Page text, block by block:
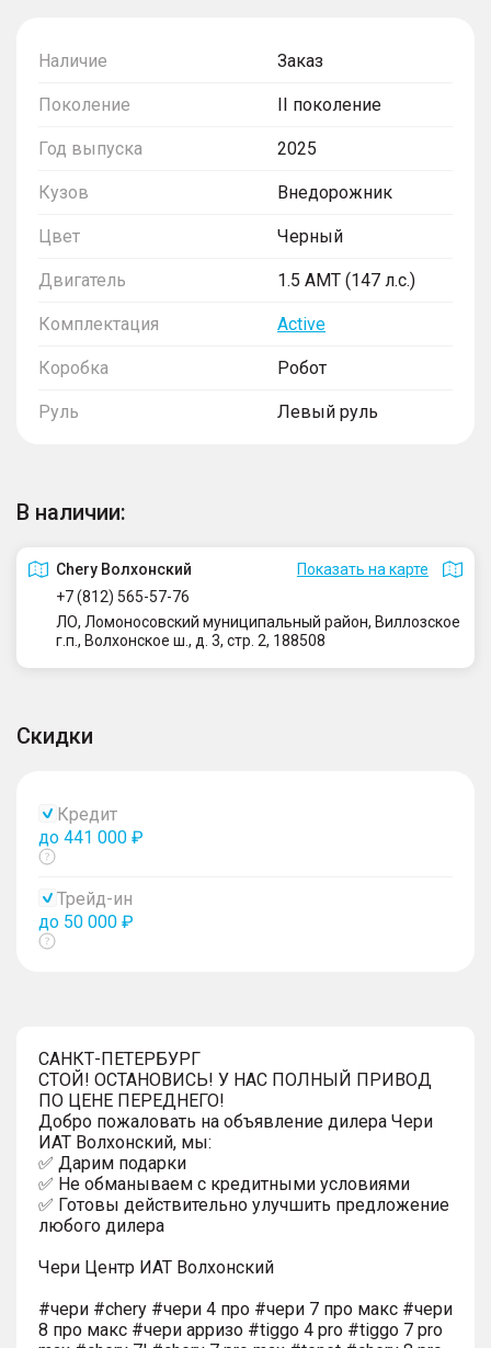
Наличие Заказ
Поколение II поколение
Год выпуска 2025
Кузов Внедорожник
Цвет Черный
Двигатель 1.5 AMT (147 л.с.)
Комплектация Active
Коробка Робот
Руль Левый руль
В наличии:
Сhery Волхонский
Показать на карте
+7 (812) 565-57-76
ЛО, Ломоносовский муниципальный район, Виллозское
г.п., Волхонское ш., д. 3, стр. 2, 188508
Скидки
Кредит
до 441 000 ₽
Показать
Трейд-ин
до 50 000 ₽
Показать
САНКТ-ПЕТЕРБУРГ
СТОЙ! ОСТАНОВИСЬ! У НАС ПОЛНЫЙ ПРИВОД
ПО ЦЕНЕ ПЕРЕДНЕГО!
Добро пожаловать на объявление дилера Чери
ИАТ Волхонский, мы:
✅ Дарим подарки
✅ Не обманываем с кредитными условиями
✅ Готовы действительно улучшить предложение
любого дилера
Чери Центр ИАТ Волхонский
#чери #chery #чери 4 про #чери 7 про макс #чери
8 про макс #чери арризо #tiggo 4 pro #tiggo 7 pro